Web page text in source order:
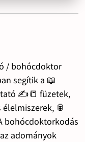
/ bohócdoktor
segítik a 📖
✍️📒 füzetek,
🥫
bohócdoktorkodás
adományok